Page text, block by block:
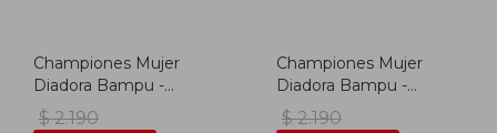
Championes Mujer
Diadora Bampu -
Negro-negro
$ 2.190
Championes Mujer
Diadora Bampu -
Blanco-rosado
$ 2.190